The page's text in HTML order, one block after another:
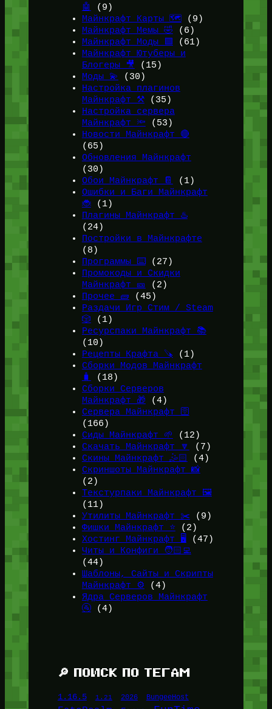
🤖
(9)
Майнкрафт Карты 🗺️(9)
Майнкрафт Мемы 🤣 (6)
Майнкрафт Моды 🟩 (61)
Майнкрафт Ютуберы и
Блогеры 🎥
(15)
Моды 💫
(30)
Настройка плагинов
Майнкрафт ⚒️(35)
Настройка сервера
Майнкрафт 🔦 (53)
Новости Майнкрафт 🔴
(65)
Обновления Майнкрафт
(30)
Обои Майнкрафт 📔
(1)
Ошибки и Баги Майнкрафт
🐞(1)
Плагины Майнкрафт ♨️
(24)
Постройки в Майнкрафте
(8)
Программы ⌨️(27)
Промокоды и Скидки
Майнкрафт 🎫
(2)
Прочее 🧱 (45)
Раздачи Игр Стим / Steam
🎲 (1)
Ресурспаки Майнкрафт 📚
(10)
Рецепты Крафта 🪚 (1)
Сборки Модов Майнкрафт
🧳
(18)
Сборки Серверов
Майнкрафт 🎁 (4)
Сервера Майнкрафт 🛜
(166)
Сиды Майнкрафт 🌱
(12)
Скачать Майнкрафт 🔽
(7)
Скины Майнкрафт 🤹🏻
(4)
Скриншоты Майнкрафт 📸
(2)
Текстурпаки Майнкрафт 🖼️
(11)
Утилиты Майнкрафт ✂️ (9)
Фишки Майнкрафт ⭐(2)
Хостинг Майнкрафт 🖥️ (47)
Читы и Конфиги 🧑🏻‍💻
(44)
Шаблоны, Сайты и Скрипты
Майнкрафт ⚙️ (4)
Ядра Серверов Майнкрафт
🚰(4)
🔎 ПОИСК ПО ТЕГАМ
1.16.5 1.21 2026 BungeeHost